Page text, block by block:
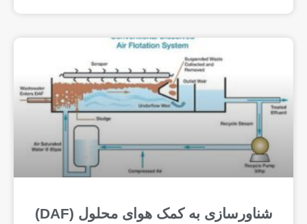
شناورسازی به کمک هوای محلول (DAF)